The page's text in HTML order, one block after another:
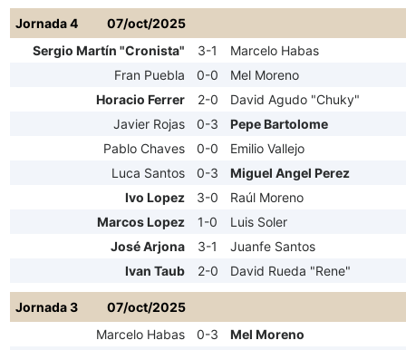
Jornada 4
07/oct/2025
Sergio Martín "Cronista"
3-1
Marcelo Habas
Fran Puebla
0-0
Mel Moreno
Horacio Ferrer
2-0
David Agudo "Chuky"
Javier Rojas
0-3
Pepe Bartolome
Pablo Chaves
0-0
Emilio Vallejo
Luca Santos
0-3
Miguel Angel Perez
Ivo Lopez
3-0
Raúl Moreno
Marcos Lopez
1-0
Luis Soler
José Arjona
3-1
Juanfe Santos
Ivan Taub
2-0 David Rueda "Rene"
Jornada 3
07/oct/2025
Marcelo Habas
0-3
Mel Moreno